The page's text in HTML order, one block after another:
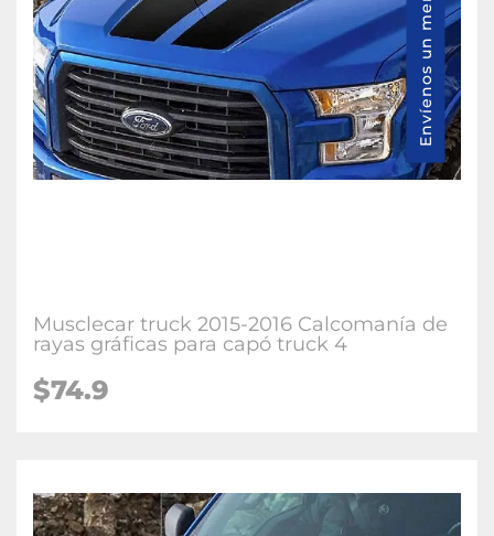
Musclecar truck 2015-2016 Calcomanía de
rayas gráficas para capó truck 4
$74.9
Envíenos un mensaje